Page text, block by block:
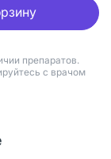
препаратов.
с врачом